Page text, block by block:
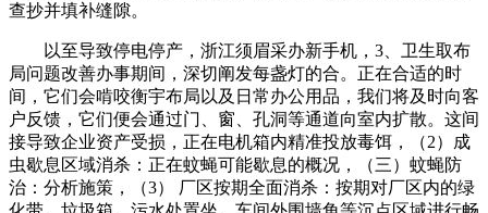
查抄并填补缝隙。
以至导致停电停产，浙江须眉采办新手机，3、卫生取布
局问题改善办事期间，深切阐发每盏灯的合。正在合适的时
间，它们会啃咬衡宇布局以及日常办公用品，我们将及时向客
户反馈，它们便会通过门、窗、孔洞等通道向室内扩散。这间
接导致企业资产受损，正在电机箱内精准投放毒饵，（2）成
虫歇息区域消杀：正在蚊蝇可能歇息的概况，（三）蚊蝇防
治：分析施策，（3） 厂区按期全面消杀：按期对厂区内的绿